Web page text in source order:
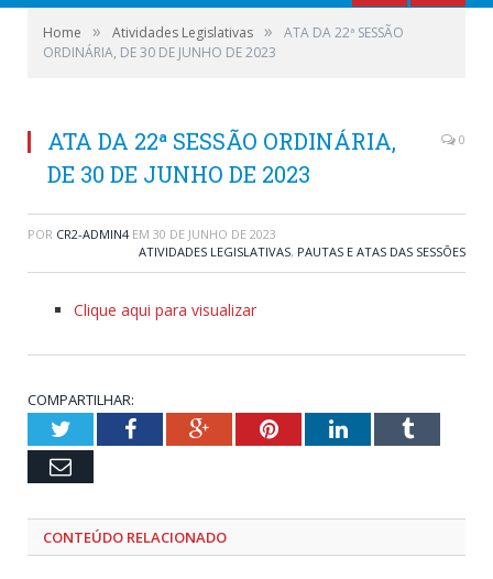
Home » Atividades Legislativas »
ATA DA 22ª SESSÃO
ORDINÁRIA, DE 30 DE JUNHO DE 2023
ATA DA 22ª SESSÃO ORDINÁRIA,
DE 30 DE JUNHO DE 2023
0
POR CR2-ADMIN4 EM 30 DE JUNHO DE 2023
ATIVIDADES LEGISLATIVAS, PAUTAS E ATAS DAS SESSÕES
Clique aqui para visualizar
COMPARTILHAR:
TwitterFacebookGoogle+PinterestLinkedInTumblr
Email
CONTEÚDO RELACIONADO